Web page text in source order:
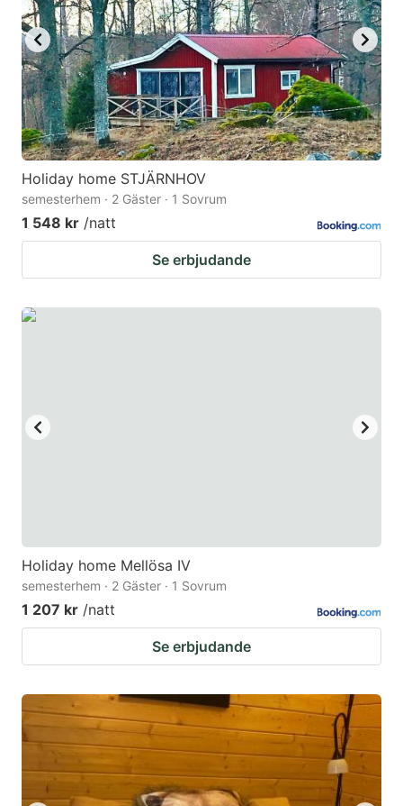
key
to
get
the
keyboard
shortcuts
for
changing
dates.
key
to
get
the
keyboard
shortcuts
Holiday home STJÄRNHOV
semesterhem · 2 Gäster · 1 Sovrum
1 548 kr /natt
Se erbjudande
Holiday home Mellösa IV
semesterhem · 2 Gäster · 1 Sovrum
1 207 kr /natt
Se erbjudande